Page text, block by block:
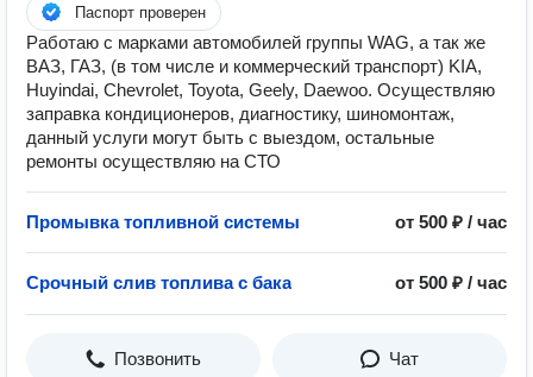
Паспорт проверен
Работаю с марками автомобилей группы WAG, а так же
ВАЗ, ГАЗ, (в том числе и коммерческий транспорт) KIA,
Huyindai, Chevrolet, Toyota, Geely, Daewoo. Осуществляю
заправка кондиционеров, диагностику, шиномонтаж,
данный услуги могут быть с выездом, остальные
ремонты осуществляю на СТО
Промывка топливной системы от 500 ₽ / час
Срочный слив топлива с бака от 500 ₽ / час
Позвонить Чат